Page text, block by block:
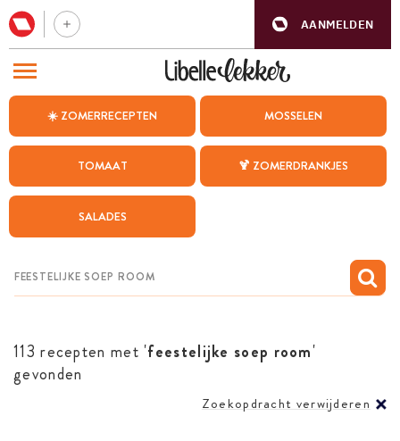
AANMELDEN
☀️ ZOMERRECEPTEN MOSSELEN
TOMAAT 🍹 ZOMERDRANKJES
SALADES
113 recepten met 'feestelijke soep room'
gevonden
Zoekopdracht verwijderen
BEZOEK ONZE ANDERE WEBSITES
WEEKMENU
CHAT MET MAIA
MIJN BEWAARDE RECEPTEN